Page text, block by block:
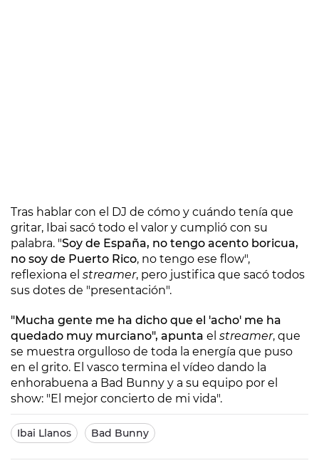
Tras hablar con el DJ de cómo y cuándo tenía que
gritar, Ibai sacó todo el valor y cumplió con su
palabra. "Soy de España, no tengo acento boricua,
no soy de Puerto Rico, no tengo ese flow",
reflexiona el streamer, pero justifica que sacó todos
sus dotes de "presentación".
"Mucha gente me ha dicho que el 'acho' me ha
quedado muy murciano", apunta el streamer, que
se muestra orgulloso de toda la energía que puso
en el grito. El vasco termina el vídeo dando la
enhorabuena a Bad Bunny y a su equipo por el
show: "El mejor concierto de mi vida".
Ibai Llanos Bad Bunny